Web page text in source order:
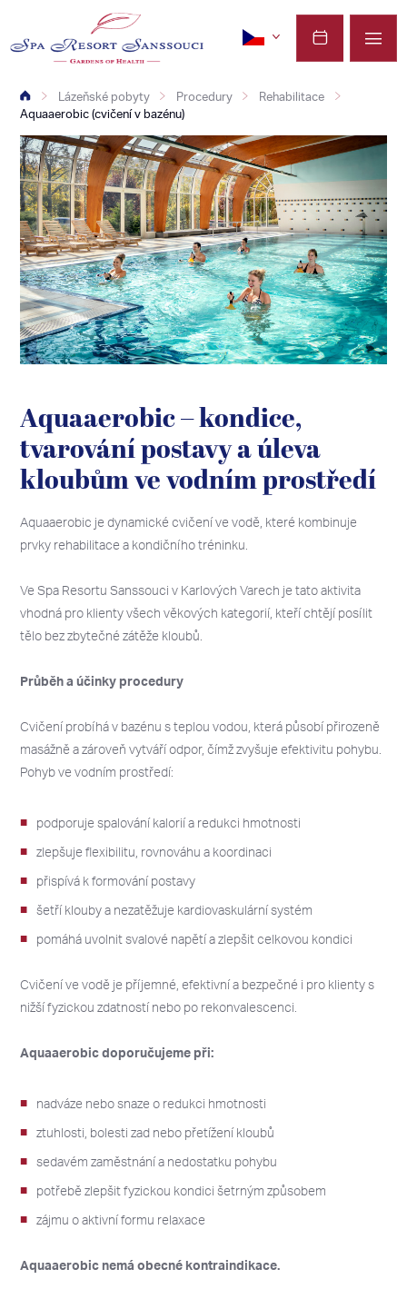
Lázeňské pobyty Procedury
Rehabilitace
Aquaaerobic (cvičení v bazénu)
Aquaaerobic – kondice,
tvarování postavy a úleva
kloubům ve vodním prostředí
Aquaaerobic je dynamické cvičení ve vodě, které kombinuje
prvky rehabilitace a kondičního tréninku.
Ve Spa Resortu Sanssouci v Karlových Varech je tato aktivita
vhodná pro klienty všech věkových kategorií, kteří chtějí posílit
tělo bez zbytečné zátěže kloubů.
Průběh a účinky procedury
Cvičení probíhá v bazénu s teplou vodou, která působí přirozeně
masážně a zároveň vytváří odpor, čímž zvyšuje efektivitu pohybu.
Pohyb ve vodním prostředí:
podporuje spalování kalorií a redukci hmotnosti
zlepšuje flexibilitu, rovnováhu a koordinaci
přispívá k formování postavy
šetří klouby a nezatěžuje kardiovaskulární systém
pomáhá uvolnit svalové napětí a zlepšit celkovou kondici
Cvičení ve vodě je příjemné, efektivní a bezpečné i pro klienty s
nižší fyzickou zdatností nebo po rekonvalescenci.
Aquaaerobic doporučujeme při:
nadváze nebo snaze o redukci hmotnosti
ztuhlosti, bolesti zad nebo přetížení kloubů
sedavém zaměstnání a nedostatku pohybu
potřebě zlepšit fyzickou kondici šetrným způsobem
zájmu o aktivní formu relaxace
Aquaaerobic nemá obecné kontraindikace.
2026
2026